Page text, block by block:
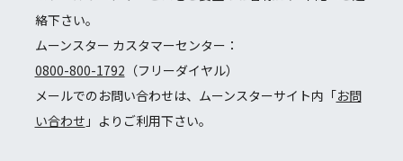
絡下さい。
ムーンスター カスタマーセンター：
0800-800-1792 （フリーダイヤル）
メールでのお問い合わせは、ムーンスターサイト内「お問
い合わせ 」よりご利用下さい。